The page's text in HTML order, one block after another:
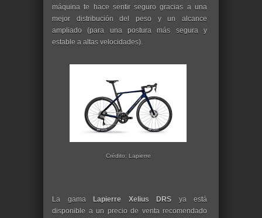
máquina te hace sentir seguro gracias a una
mejor distribución del peso y un alcance
ampliado (para una postura más segura y
estable a altas velocidades).
Crédito: Lapierre
La gama Lapierre Xelius DRS ya está
disponible a un precio de venta recomendado